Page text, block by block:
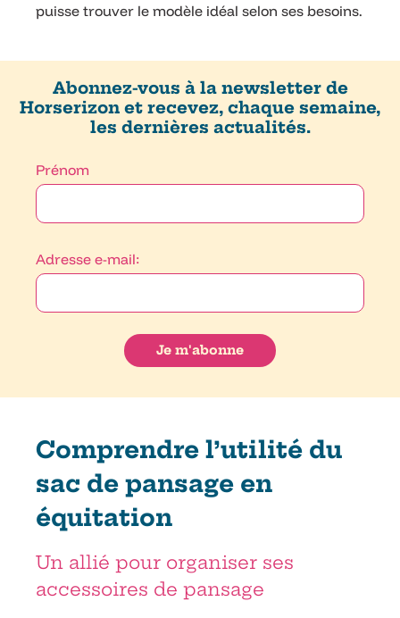
puisse trouver le modèle idéal selon ses besoins.
Abonnez-vous à la newsletter de
Horserizon et recevez, chaque semaine,
les dernières actualités.
Prénom
Adresse e-mail:
Comprendre l’utilité du
sac de pansage en
équitation
Un allié pour organiser ses
accessoires de pansage